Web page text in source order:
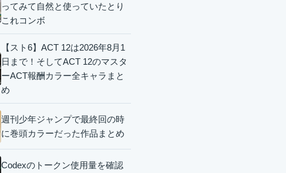
ってみて自然と使っていたとり
これコンボ
【スト6】ACT 12は2026年8月1
日まで！そしてACT 12のマスタ
ーACT報酬カラー全キャラまと
め
週刊少年ジャンプで最終回の時
に巻頭カラーだった作品まとめ
Codexのトークン使用量を確認